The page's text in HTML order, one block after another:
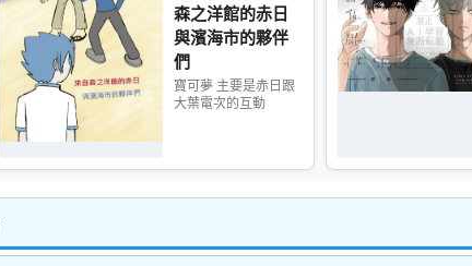
森之洋館的赤日
與濱海市的夥伴
們
寶可夢 主要是赤日跟
大葉電次的互動